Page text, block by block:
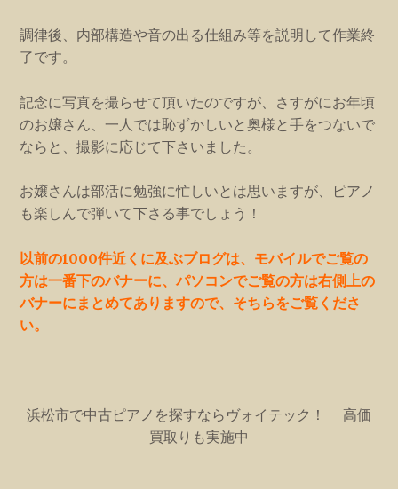
調律後、内部構造や音の出る仕組み等を説明して作業終
了です。
記念に写真を撮らせて頂いたのですが、さすがにお年頃
のお嬢さん、一人では恥ずかしいと奥様と手をつないで
ならと、撮影に応じて下さいました。
お嬢さんは部活に勉強に忙しいとは思いますが、ピアノ
も楽しんで弾いて下さる事でしょう！
以前の1000件近くに及ぶブログは、モバイルでご覧の
方は一番下のバナーに、パソコンでご覧の方は右側上の
バナーにまとめてありますので、そちらをご覧くださ
い。
浜松市で中古ピアノを探すならヴォイテック！ 高価
買取りも実施中